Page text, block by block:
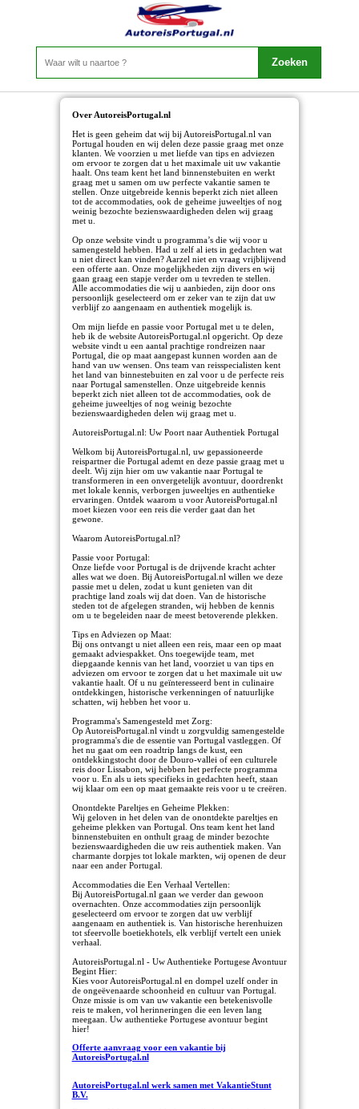
Over AutoreisPortugal.nl
Het is geen geheim dat wij bij AutoreisPortugal.nl van
Portugal houden en wij delen deze passie graag met onze
klanten. We voorzien u met liefde van tips en adviezen
om ervoor te zorgen dat u het maximale uit uw vakantie
haalt. Ons team kent het land binnenstebuiten en werkt
graag met u samen om uw perfecte vakantie samen te
stellen. Onze uitgebreide kennis beperkt zich niet alleen
tot de accommodaties, ook de geheime juweeltjes of nog
weinig bezochte bezienswaardigheden delen wij graag
met u.
Op onze website vindt u programma’s die wij voor u
samengesteld hebben. Had u zelf al iets in gedachten wat
u niet direct kan vinden? Aarzel niet en vraag vrijblijvend
een offerte aan. Onze mogelijkheden zijn divers en wij
gaan graag een stapje verder om u tevreden te stellen.
Alle accommodaties die wij u aanbieden, zijn door ons
persoonlijk geselecteerd om er zeker van te zijn dat uw
verblijf zo aangenaam en authentiek mogelijk is.
Om mijn liefde en passie voor Portugal met u te delen,
heb ik de website AutoreisPortugal.nl opgericht. Op deze
website vindt u een aantal prachtige rondreizen naar
Portugal, die op maat aangepast kunnen worden aan de
hand van uw wensen. Ons team van reisspecialisten kent
het land van binnestebuiten en zal voor u de perfecte reis
naar Portugal samenstellen. Onze uitgebreide kennis
beperkt zich niet alleen tot de accommodaties, ook de
geheime juweeltjes of nog weinig bezochte
bezienswaardigheden delen wij graag met u.
AutoreisPortugal.nl: Uw Poort naar Authentiek Portugal
Welkom bij AutoreisPortugal.nl, uw gepassioneerde
reispartner die Portugal ademt en deze passie graag met u
deelt. Wij zijn hier om uw vakantie naar Portugal te
transformeren in een onvergetelijk avontuur, doordrenkt
met lokale kennis, verborgen juweeltjes en authentieke
ervaringen. Ontdek waarom u voor AutoreisPortugal.nl
moet kiezen voor een reis die verder gaat dan het
gewone.
Waarom AutoreisPortugal.nl?
Passie voor Portugal:
Onze liefde voor Portugal is de drijvende kracht achter
alles wat we doen. Bij AutoreisPortugal.nl willen we deze
passie met u delen, zodat u kunt genieten van dit
prachtige land zoals wij dat doen. Van de historische
steden tot de afgelegen stranden, wij hebben de kennis
om u te begeleiden naar de meest betoverende plekken.
Tips en Adviezen op Maat:
Bij ons ontvangt u niet alleen een reis, maar een op maat
gemaakt adviespakket. Ons toegewijde team, met
diepgaande kennis van het land, voorziet u van tips en
adviezen om ervoor te zorgen dat u het maximale uit uw
vakantie haalt. Of u nu geïnteresseerd bent in culinaire
ontdekkingen, historische verkenningen of natuurlijke
schatten, wij hebben het voor u.
Programma's Samengesteld met Zorg:
Op AutoreisPortugal.nl vindt u zorgvuldig samengestelde
programma's die de essentie van Portugal vastleggen. Of
het nu gaat om een roadtrip langs de kust, een
ontdekkingstocht door de Douro-vallei of een culturele
reis door Lissabon, wij hebben het perfecte programma
voor u. En als u iets specifieks in gedachten heeft, staan
wij klaar om een op maat gemaakte reis voor u te creëren.
Onontdekte Pareltjes en Geheime Plekken:
Wij geloven in het delen van de onontdekte pareltjes en
geheime plekken van Portugal. Ons team kent het land
binnenstebuiten en onthult graag de minder bezochte
bezienswaardigheden die uw reis authentiek maken. Van
charmante dorpjes tot lokale markten, wij openen de deur
naar een ander Portugal.
Accommodaties die Een Verhaal Vertellen:
Bij AutoreisPortugal.nl gaan we verder dan gewoon
overnachten. Onze accommodaties zijn persoonlijk
geselecteerd om ervoor te zorgen dat uw verblijf
aangenaam en authentiek is. Van historische herenhuizen
tot sfeervolle boetiekhotels, elk verblijf vertelt een uniek
verhaal.
AutoreisPortugal.nl - Uw Authentieke Portugese Avontuur
Begint Hier:
Kies voor AutoreisPortugal.nl en dompel uzelf onder in
de ongeëvenaarde schoonheid en cultuur van Portugal.
Onze missie is om van uw vakantie een betekenisvolle
reis te maken, vol herinneringen die een leven lang
meegaan. Uw authentieke Portugese avontuur begint
hier!
Offerte aanvraag voor een vakantie bij
AutoreisPortugal.nl
AutoreisPortugal.nl werk samen met VakantieStunt
B.V.